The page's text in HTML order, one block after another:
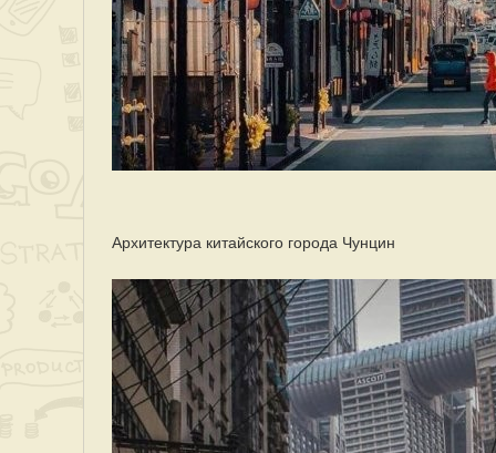
Архитектура китайского города Чунцин